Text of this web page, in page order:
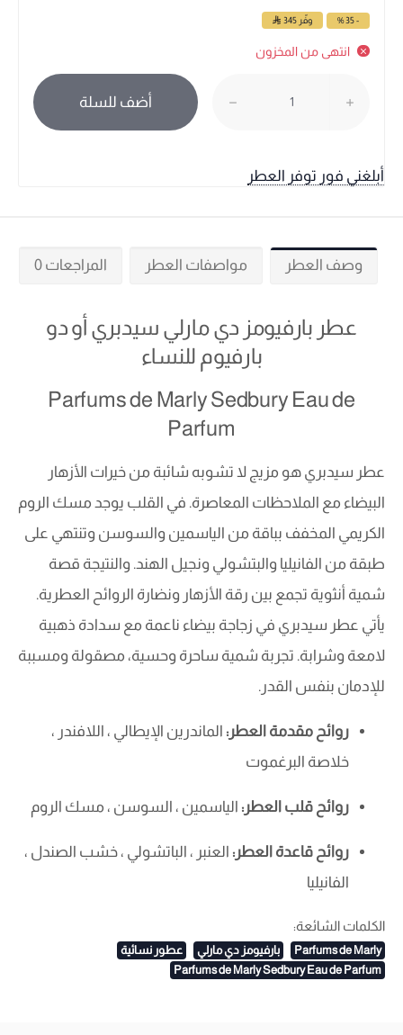
- 35 % وفّر 345
انتهى من المخزون
أضف للسلة
أبلغني فور توفر العطر
وصف العطر مواصفات العطر المراجعات 0
عطر بارفيومز دي مارلي سيدبري أو دو
بارفيوم للنساء
Parfums de Marly Sedbury Eau de
Parfum
عطر سيدبري هو مزيج لا تشوبه شائبة من خيرات الأزهار
البيضاء مع الملاحظات المعاصرة. في القلب يوجد مسك الروم
الكريمي المخفف بباقة من الياسمين والسوسن وتنتهي على
طبقة من الفانيليا والبتشولي ونجيل الهند. والنتيجة قصة
شمية أنثوية تجمع بين رقة الأزهار ونضارة الروائح العطرية.
يأتي عطر سيدبري في زجاجة بيضاء ناعمة مع سدادة ذهبية
لامعة وشرابة. تجربة شمية ساحرة وحسية، مصقولة ومسببة
للإدمان بنفس القدر.
روائح مقدمة العطر: الماندرين الإيطالي ، اللافندر ،
خلاصة البرغموت
روائح قلب العطر: الياسمين ، السوسن ، مسك الروم
روائح قاعدة العطر: العنبر ، الباتشولي ، خشب الصندل ،
الفانيليا
الكلمات الشائعة:
Parfums de Marly بارفيومز دي مارلي
عطور نسائية
Parfums de Marly Sedbury Eau de Parfum